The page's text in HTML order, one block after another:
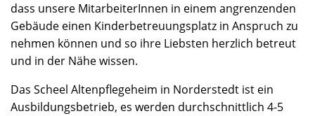
dass unsere MitarbeiterInnen in einem angrenzenden
Gebäude einen Kinderbetreuungsplatz in Anspruch zu
nehmen können und so ihre Liebsten herzlich betreut
und in der Nähe wissen.
Das Scheel Altenpflegeheim in Norderstedt ist ein
Ausbildungsbetrieb, es werden durchschnittlich 4-5